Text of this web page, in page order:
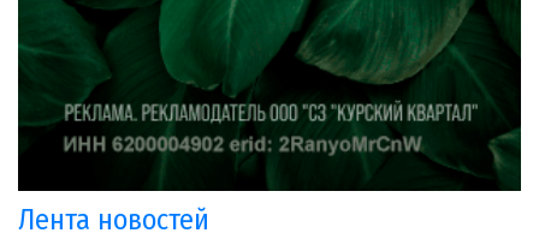
Лента новостей